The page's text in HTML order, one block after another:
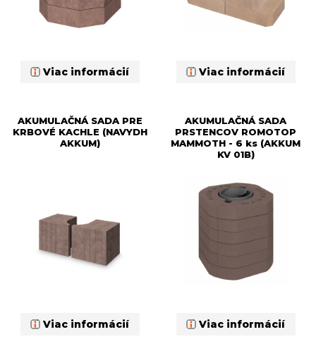
Viac informácií Viac informácií
AKUMULAČNÁ SADA PRE
KRBOVÉ KACHLE (NAVYDH
AKKUM)
Viac informácií
AKUMULAČNÁ SADA
PRSTENCOV ROMOTOP
MAMMOTH - 6 ks (AKKUM
KV 01B)
Viac informácií